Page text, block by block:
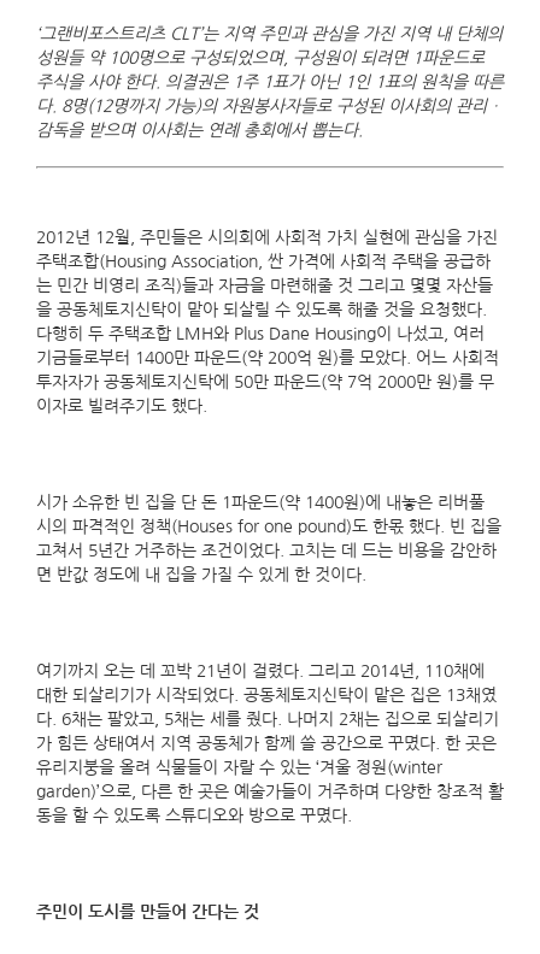
‘그랜비포스트리츠 CLT’는 지역 주민과 관심을 가진 지역 내 단체의
성원들 약 100명으로 구성되었으며, 구성원이 되려면 1파운드로
주식을 사야 한다. 의결권은 1주 1표가 아닌 1인 1표의 원칙을 따른
다. 8명(12명까지 가능)의 자원봉사자들로 구성된 이사회의 관리ㆍ
감독을 받으며 이사회는 연례 총회에서 뽑는다.
2012년 12월, 주민들은 시의회에 사회적 가치 실현에 관심을 가진
주택조합(Housing Association, 싼 가격에 사회적 주택을 공급하
는 민간 비영리 조직)들과 자금을 마련해줄 것 그리고 몇몇 자산들
을 공동체토지신탁이 맡아 되살릴 수 있도록 해줄 것을 요청했다.
다행히 두 주택조합 LMH와 Plus Dane Housing이 나섰고, 여러
기금들로부터 1400만 파운드(약 200억 원)를 모았다. 어느 사회적
투자자가 공동체토지신탁에 50만 파운드(약 7억 2000만 원)를 무
이자로 빌려주기도 했다.
시가 소유한 빈 집을 단 돈 1파운드(약 1400원)에 내놓은 리버풀
시의 파격적인 정책(Houses for one pound)도 한몫 했다. 빈 집을
고쳐서 5년간 거주하는 조건이었다. 고치는 데 드는 비용을 감안하
면 반값 정도에 내 집을 가질 수 있게 한 것이다.
여기까지 오는 데 꼬박 21년이 걸렸다. 그리고 2014년, 110채에
대한 되살리기가 시작되었다. 공동체토지신탁이 맡은 집은 13채였
다. 6채는 팔았고, 5채는 세를 줬다. 나머지 2채는 집으로 되살리기
가 힘든 상태여서 지역 공동체가 함께 쓸 공간으로 꾸몄다. 한 곳은
유리지붕을 올려 식물들이 자랄 수 있는 ‘겨울 정원(winter
garden)’으로, 다른 한 곳은 예술가들이 거주하며 다양한 창조적 활
동을 할 수 있도록 스튜디오와 방으로 꾸몄다.
주민이 도시를 만들어 간다는 것